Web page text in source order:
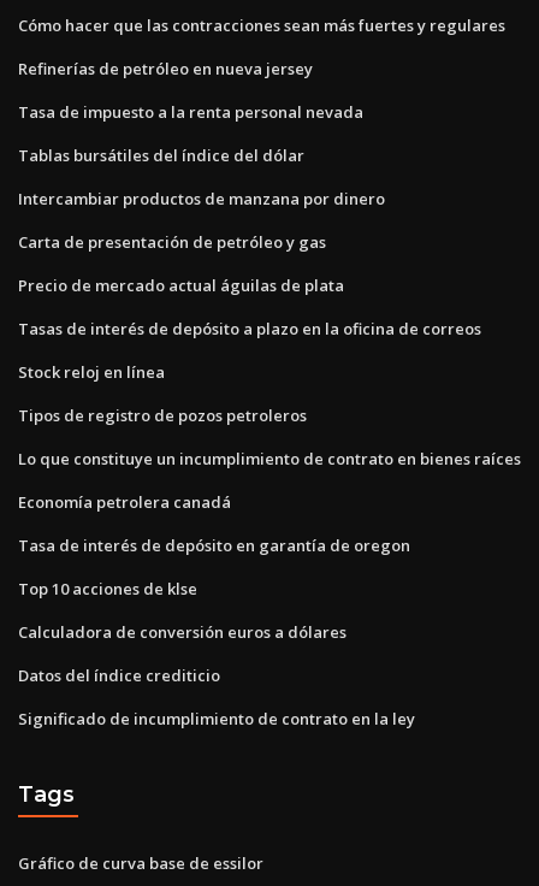
Cómo hacer que las contracciones sean más fuertes y regulares
Refinerías de petróleo en nueva jersey
Tasa de impuesto a la renta personal nevada
Tablas bursátiles del índice del dólar
Intercambiar productos de manzana por dinero
Carta de presentación de petróleo y gas
Precio de mercado actual águilas de plata
Tasas de interés de depósito a plazo en la oficina de correos
Stock reloj en línea
Tipos de registro de pozos petroleros
Lo que constituye un incumplimiento de contrato en bienes raíces
Economía petrolera canadá
Tasa de interés de depósito en garantía de oregon
Top 10 acciones de klse
Calculadora de conversión euros a dólares
Datos del índice crediticio
Significado de incumplimiento de contrato en la ley
Tags
Gráfico de curva base de essilor